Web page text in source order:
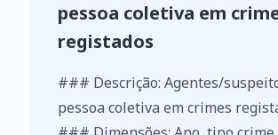
pessoa coletiva em
registados
### Descrição: Agentes/
pessoa coletiva em crimes